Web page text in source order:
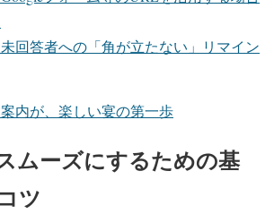
回答者への「角が立たない」リマイン
内が、楽しい宴の第一歩
ムーズにするための基
ツ